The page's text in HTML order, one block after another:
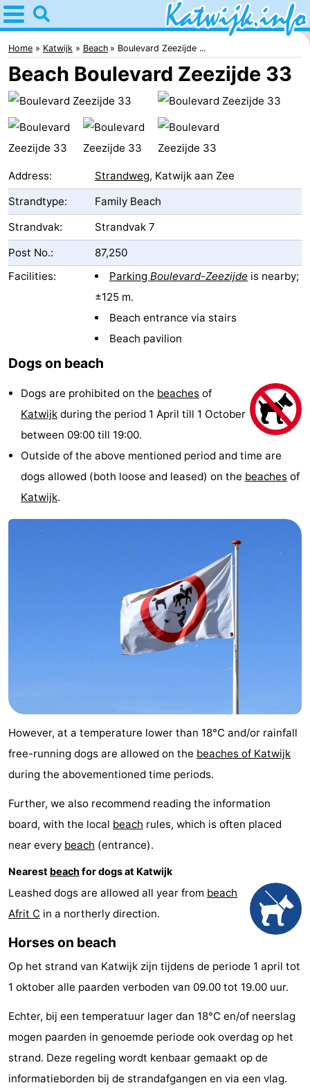
Home
Katwijk
Tips
For
Spend
the
night
Apartments
Campsites
Cottages
-
Lastminutes
Beach
See
&
-
Museums
playgrounds
Experiences
Wellness
centers
Villages
-
pools
Cycling
-
Hiking
-
Horse
riding
-
Golf
courses
-
Surfing
-
Sportfishing
Food
&
Events
Home Katwijk Beach Boulevard Zeezijde ...
Beach Boulevard Zeezijde 33
Address: Strandweg, Katwijk aan Zee
Strandtype:
Family Beach
Strandvak:
Strandvak 7
Post No.:
87,250
Facilities:
ParkingBoulevard-Zeezijde is nearby;
±125 m.
Beach entrance via stairs
Beach pavilion
Dogs on beach
Dogs are prohibited on the beaches of
Katwijk during the period 1 April till 1 October
between 09:00 till 19:00.
Outside of the above mentioned period and time are
dogs allowed (both loose and leased) on the beaches of
Katwijk.
However, at a temperature lower than 18°C and/or rainfall
free-running dogs are allowed on the beaches of Katwijk
during the abovementioned time periods.
Further, we also recommend reading the information
board, with the local beach rules, which is often placed
near every beach (entrance).
Nearest beachfor dogs at Katwijk
Leashed dogs are allowed all year from beach
Afrit C in a northerly direction.
Horses on beach
Op het strand van Katwijk zijn tijdens de periode 1 april tot
1 oktober alle paarden verboden van 09.00 tot 19.00 uur.
Echter, bij een temperatuur lager dan 18°C en/of neerslag
mogen paarden in genoemde periode ook overdag op het
strand. Deze regeling wordt kenbaar gemaakt op de
informatieborden bij de strandafgangen en via een vlag.